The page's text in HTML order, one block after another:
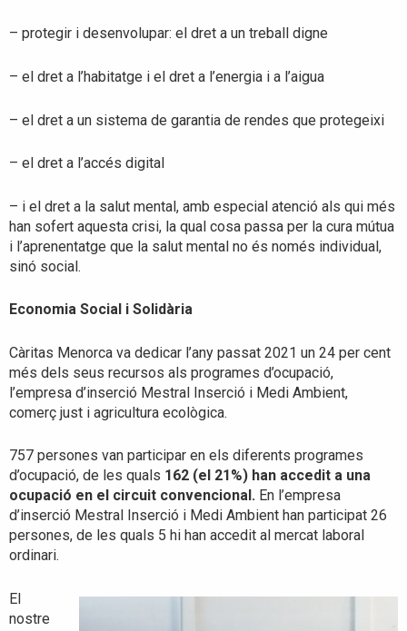
– protegir i desenvolupar: el dret a un treball digne
– el dret a l’habitatge i el dret a l’energia i a l’aigua
– el dret a un sistema de garantia de rendes que protegeixi
– el dret a l’accés digital
– i el dret a la salut mental, amb especial atenció als qui més
han sofert aquesta crisi, la qual cosa passa per la cura mútua
i l’aprenentatge que la salut mental no és només individual,
sinó social.
Economia Social i Solidària
Càritas Menorca va dedicar l’any passat 2021 un 24 per cent
més dels seus recursos als programes d’ocupació,
l’empresa d’inserció Mestral Inserció i Medi Ambient,
comerç just i agricultura ecològica.
757 persones van participar en els diferents programes
d’ocupació, de les quals 162 (el 21%) han accedit a una
ocupació en el circuit convencional. En l’empresa
d’inserció Mestral Inserció i Medi Ambient han participat 26
persones, de les quals 5 hi han accedit al mercat laboral
ordinari.
El
nostre